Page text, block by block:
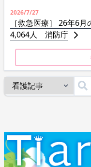
2026/7/27
［救急医療］ 26年6
4,064人 消防庁